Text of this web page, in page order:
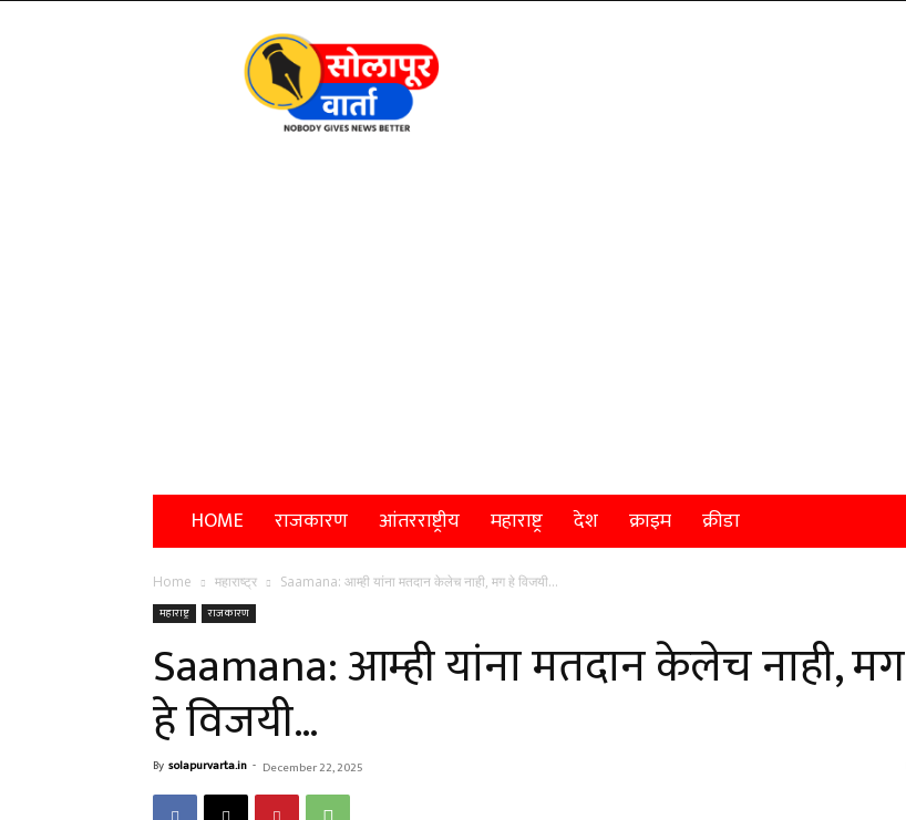
Solapur
Varta
HOME राजकारण आंतरराष्ट्रीय महाराष्ट्र देश क्राइम क्रीडा
Home महाराष्ट्र Saamana: आम्ही यांना मतदान केलेच नाही, मग हे विजयी…
महाराष्ट्र राजकारण
Saamana: आम्ही यांना मतदान केलेच नाही, मग
हे विजयी…
By solapurvarta.in - December 22, 2025